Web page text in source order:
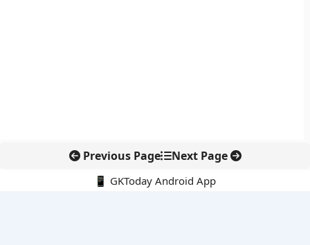
Previous Page Next Page
📱 GKToday Android App